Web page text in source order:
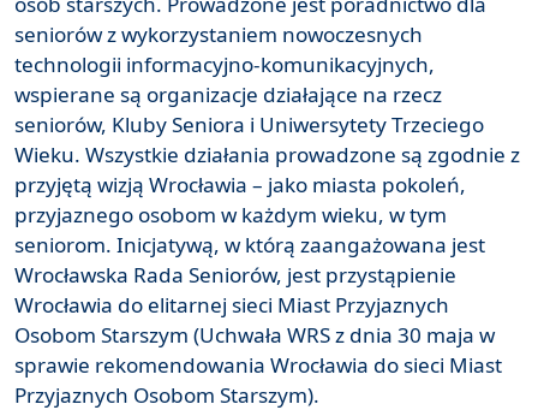
seniorów z wykorzystaniem nowoczesnych
technologii informacyjno-komunikacyjnych,
wspierane są organizacje działające na rzecz
seniorów, Kluby Seniora i Uniwersytety Trzeciego
Wieku. Wszystkie działania prowadzone są zgodnie z
przyjętą wizją Wrocławia – jako miasta pokoleń,
przyjaznego osobom w każdym wieku, w tym
seniorom. Inicjatywą, w którą zaangażowana jest
Wrocławska Rada Seniorów, jest przystąpienie
Wrocławia do elitarnej sieci Miast Przyjaznych
Osobom Starszym (Uchwała WRS z dnia 30 maja w
sprawie rekomendowania Wrocławia do sieci Miast
Przyjaznych Osobom Starszym).